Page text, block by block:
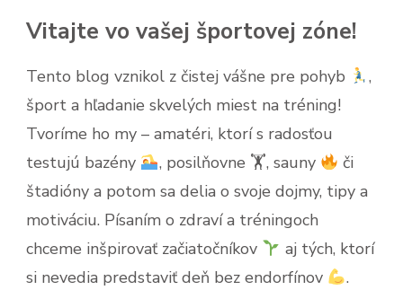
Vitajte vo vašej športovej zóne!
Tento blog vznikol z čistej vášne pre pohyb
,
šport a hľadanie skvelých miest na tréning!
Tvoríme ho my – amatéri, ktorí s radosťou
testujú bazény
, posilňovne 🏋, sauny
či
štadióny a potom sa delia o svoje dojmy, tipy a
motiváciu. Písaním o zdraví a tréningoch
chceme inšpirovať začiatočníkov
aj tých, ktorí
si nevedia predstaviť deň bez endorfínov
.